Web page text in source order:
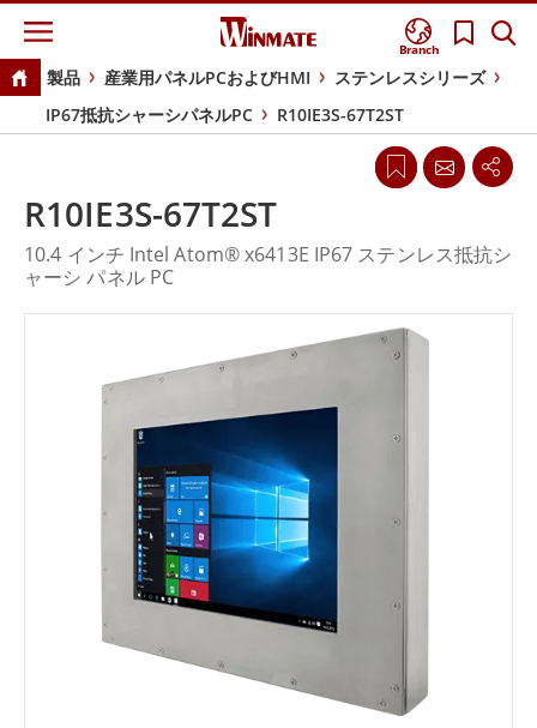
Branch
製品 産業用パネルPCおよびHMI
ステンレスシリーズ
IP67抵抗シャーシパネルPC
R10IE3S-67T2ST
R10IE3S-67T2ST
10.4 インチ Intel Atom® x6413E IP67 ステンレス抵抗シ
ャーシ パネル PC